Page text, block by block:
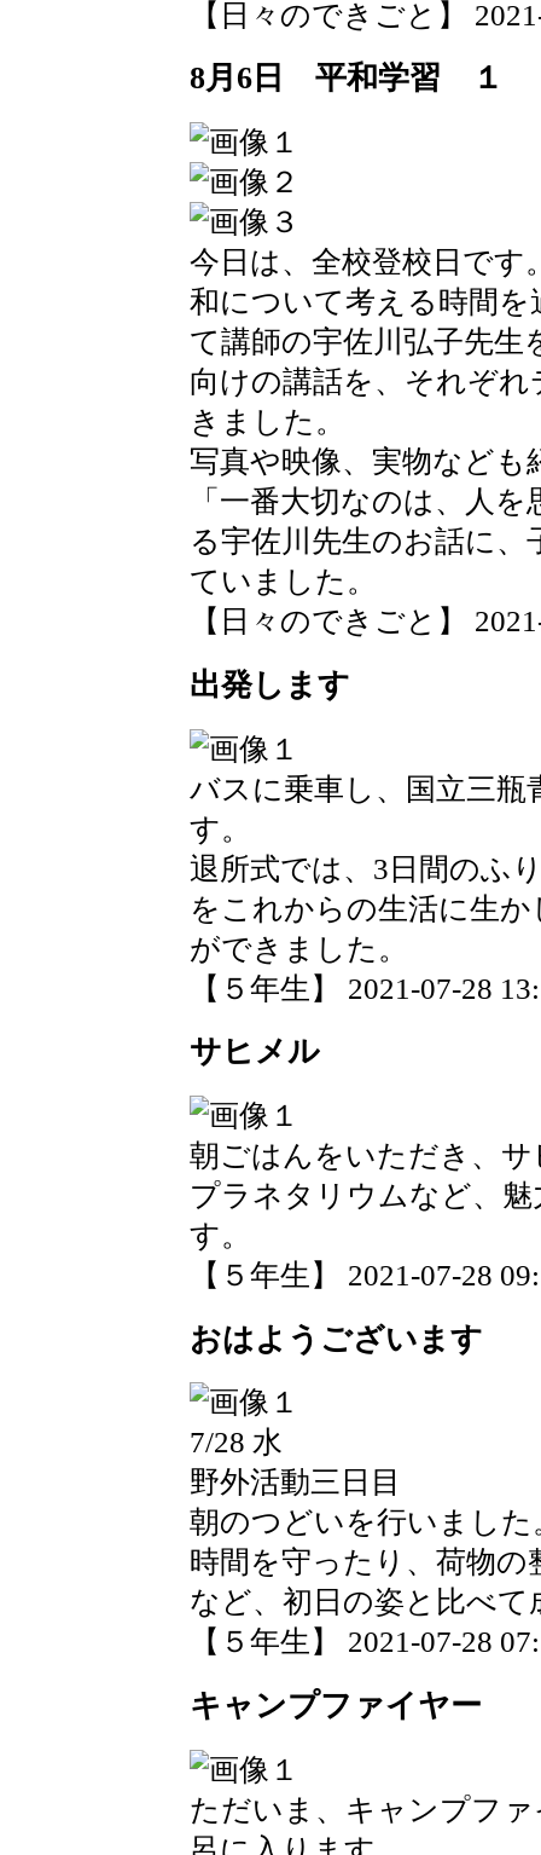
【日々のできごと】
8月6日 平和学習 １
今日は、全校登校日です
和について考える時間
て講師の宇佐川弘子先生
向けの講話を、それぞ
きました。
写真や映像、実物など
「一番大切なのは、人
る宇佐川先生のお話に
ていました。
【日々のできごと】
出発します
バスに乗車し、国立三瓶
す。
退所式では、3日間のふ
をこれからの生活に生
ができました。
【５年生】 2021-07-28
サヒメル
朝ごはんをいただき、
プラネタリウムなど、
す。
【５年生】 2021-07-28
おはようございます
7/28 水
野外活動三日目
朝のつどいを行いました
時間を守ったり、荷物
など、初日の姿と比べ
【５年生】 2021-07-28
キャンプファイヤー
ただいま、キャンプフ